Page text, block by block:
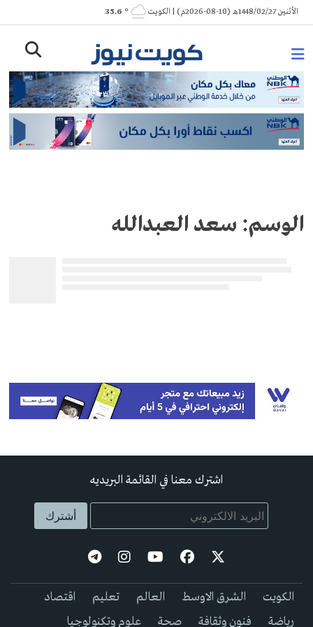
Skip
to
الأثنين 1448/02/27هـ (10-08-2026م) | الكويت ° 35.6
الوسم: سعد العبدالله
اشترك معنا في القائمة البريديه
الكويت الشرق الاوسط العالم تعليم
اقتصاد
رياضة
فنون وثقافة صحة علوم وتكنولوجيا